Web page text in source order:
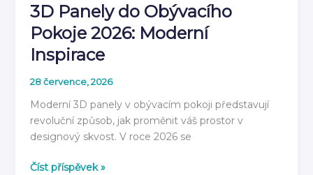
3D Panely do Obývacího
Pokoje 2026: Moderní
Inspirace
28 července, 2026
Moderní 3D panely v obývacím pokoji představují
revoluční způsob, jak proměnit váš prostor v
designový skvost. V roce 2026 se
3D
Číst příspěvek »